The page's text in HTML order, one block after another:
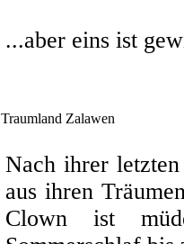
...aber eins ist
Traumland Zalawen
Nach ihrer
aus ihren
Clown ist